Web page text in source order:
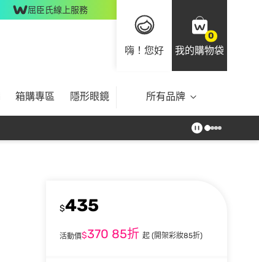
屈臣氏線上服務
嗨！您好
0
我的購物袋
箱購專區 隱形眼鏡 所有品牌
$435
活動價$370 85折 起 (開架彩妝85折)